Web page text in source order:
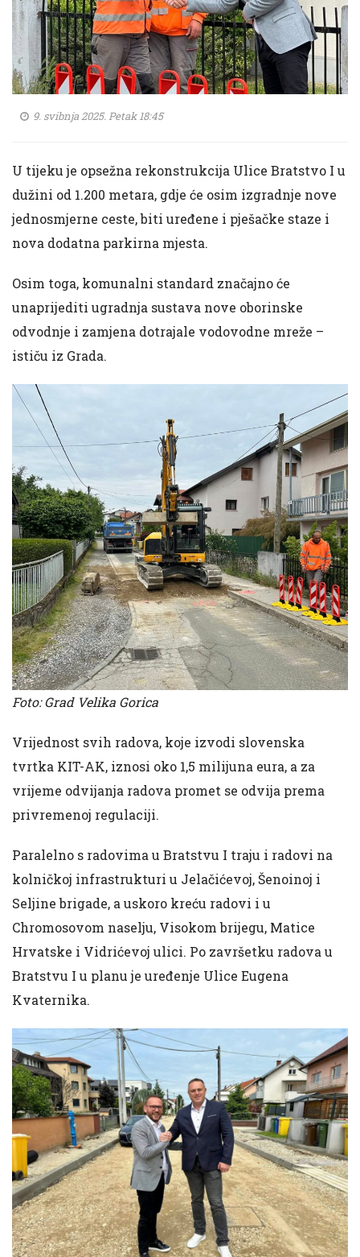
9. svibnja 2025. Petak 18:45
U tijeku je opsežna rekonstrukcija Ulice Bratstvo I u
dužini od 1.200 metara, gdje će osim izgradnje nove
jednosmjerne ceste, biti uređene i pješačke staze i
nova dodatna parkirna mjesta.
Osim toga, komunalni standard značajno će
unaprijediti ugradnja sustava nove oborinske
odvodnje i zamjena dotrajale vodovodne mreže –
ističu iz Grada.
Foto: Grad Velika Gorica
Vrijednost svih radova, koje izvodi slovenska
tvrtka KIT-AK, iznosi oko 1,5 milijuna eura, a za
vrijeme odvijanja radova promet se odvija prema
privremenoj regulaciji.
Paralelno s radovima u Bratstvu I traju i radovi na
kolničkoj infrastrukturi u Jelačićevoj, Šenoinoj i
Seljine brigade, a uskoro kreću radovi i u
Chromosovom naselju, Visokom brijegu, Matice
Hrvatske i Vidrićevoj ulici. Po završetku radova u
Bratstvu I u planu je uređenje Ulice Eugena
Kvaternika.